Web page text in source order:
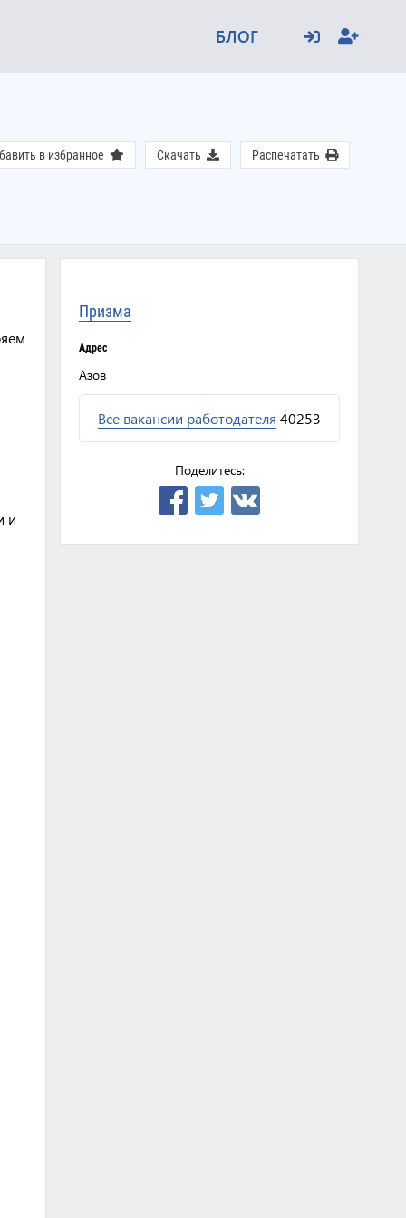
БЛОГ
в избранное Скачать Распечатать
и
Призма
Адрес
Азов
Все вакансии работодателя 40253
Поделитесь: